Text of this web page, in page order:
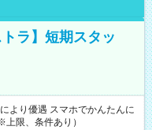
ラ】短期スタッ
り優遇 スマホでかんたんに
限、条件あり）